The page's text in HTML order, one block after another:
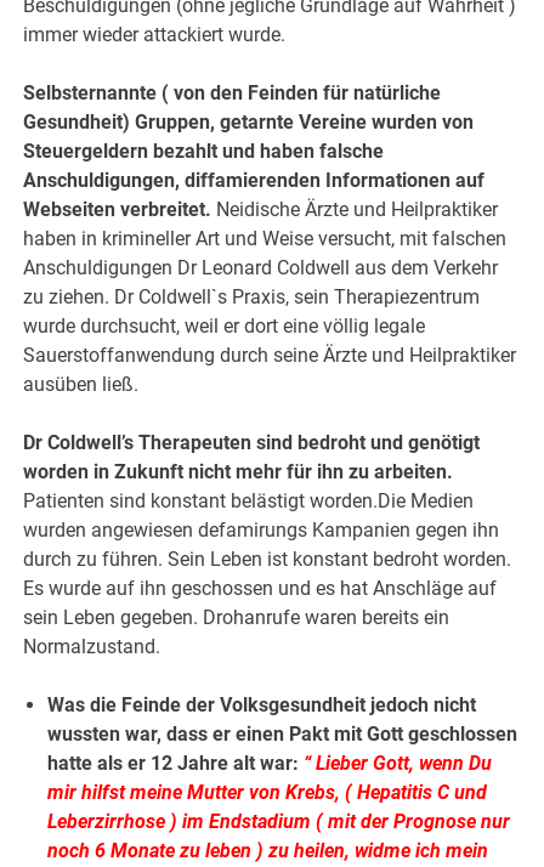
Beschuldigungen (ohne jegliche Grundlage auf Wahrheit )
immer wieder attackiert wurde.
Selbsternannte ( von den Feinden für natürliche
Gesundheit) Gruppen, getarnte Vereine wurden von
Steuergeldern bezahlt und haben falsche
Anschuldigungen, diffamierenden Informationen auf
Webseiten verbreitet. Neidische Ärzte und Heilpraktiker
haben in krimineller Art und Weise versucht, mit falschen
Anschuldigungen Dr Leonard Coldwell aus dem Verkehr
zu ziehen. Dr Coldwell`s Praxis, sein Therapiezentrum
wurde durchsucht, weil er dort eine völlig legale
Sauerstoffanwendung durch seine Ärzte und Heilpraktiker
ausüben ließ.
Dr Coldwell’s Therapeuten sind bedroht und genötigt
worden in Zukunft nicht mehr für ihn zu arbeiten.
Patienten sind konstant belästigt worden.Die Medien
wurden angewiesen defamirungs Kampanien gegen ihn
durch zu führen. Sein Leben ist konstant bedroht worden.
Es wurde auf ihn geschossen und es hat Anschläge auf
sein Leben gegeben. Drohanrufe waren bereits ein
Normalzustand.
Was die Feinde der Volksgesundheit jedoch nicht
wussten war, dass er einen Pakt mit Gott geschlossen
hatte als er 12 Jahre alt war: “ Lieber Gott, wenn Du
mir hilfst meine Mutter von Krebs, ( Hepatitis C und
Leberzirrhose ) im Endstadium ( mit der Prognose nur
noch 6 Monate zu leben ) zu heilen, widme ich mein